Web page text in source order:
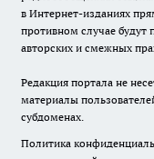
в Интернет-изданиях
противном случае
авторских и смежных
Редакция портала не
материалы
субдоменах.
Политика